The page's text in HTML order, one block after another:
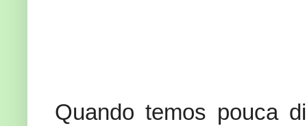
Quando temos pouca